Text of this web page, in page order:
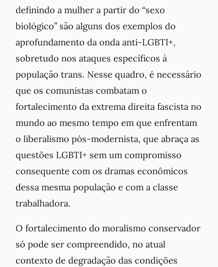
definindo a mulher a partir do “sexo
biológico” são alguns dos exemplos do
aprofundamento da onda anti-LGBTI+,
sobretudo nos ataques específicos à
população trans. Nesse quadro, é necessário
que os comunistas combatam o
fortalecimento da extrema direita fascista no
mundo ao mesmo tempo em que enfrentam
o liberalismo pós-modernista, que abraça as
questões LGBTI+ sem um compromisso
consequente com os dramas econômicos
dessa mesma população e com a classe
trabalhadora.
O fortalecimento do moralismo conservador
só pode ser compreendido, no atual
contexto de degradação das condições